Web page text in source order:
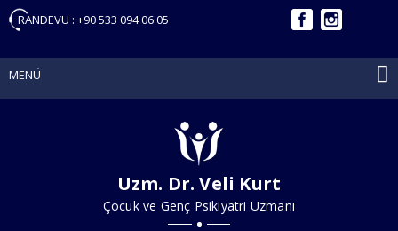
RANDEVU : +90 533 094 06 05
MENÜ
Uzm. Dr. Veli Kurt
Çocuk ve Genç Psikiyatri Uzmanı